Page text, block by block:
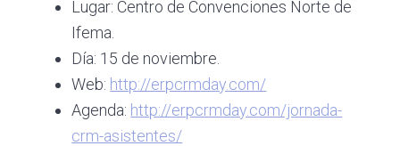
Lugar: Centro de Convenciones Norte de
Ifema.
Día: 15 de noviembre.
Web: http://erpcrmday.com/
Agenda: http://erpcrmday.com/jornada-
crm-asistentes/